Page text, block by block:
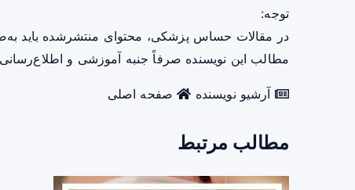
توجه:
در مقالات حساس پزشکی، محتوای منتشرشده باید
مطالب این نویسنده صرفاً جنبه آموزشی و اطلاع‌رسانی
آرشیو نویسنده صفحه اصلی
مطالب مرتبط